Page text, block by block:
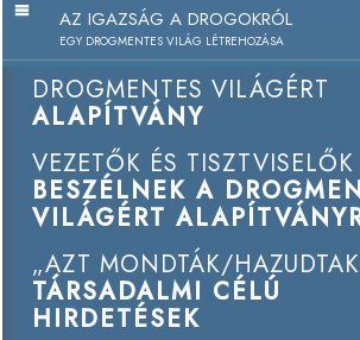
AZ IGAZSÁG A DROGOKRÓL
EGY DROGMENTES VILÁG LÉTREHOZÁSA
DROGMENTES VILÁGÉRT
ALAPÍTVÁNY
VEZETŐK ÉS TISZTVISELŐK
BESZÉLNEK A
VILÁGÉRT
„AZT MONDTÁK/
TÁRSADALMI CÉLÚ
HIRDETÉSEK